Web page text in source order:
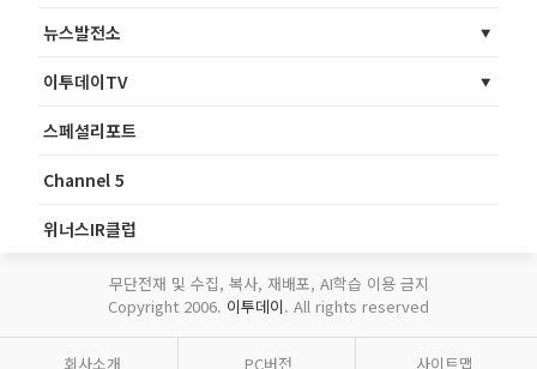
뉴스발전소
이투데이TV
스페셜리포트
Channel 5
위너스IR클럽
무단전재 및 수집, 복사, 재배포, AI학습 이용 금지
Copyright 2006. 이투데이. All rights reserved
회사소개 PC버전 사이트맵